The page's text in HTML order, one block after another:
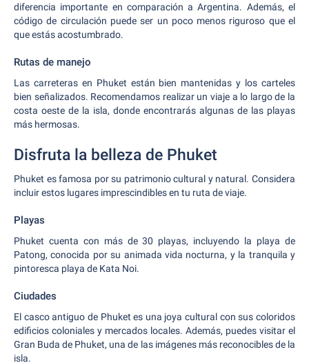
diferencia importante en comparación a Argentina. Además, el
código de circulación puede ser un poco menos riguroso que el
que estás acostumbrado.
Rutas de manejo
Las carreteras en Phuket están bien mantenidas y los carteles
bien señalizados. Recomendamos realizar un viaje a lo largo de la
costa oeste de la isla, donde encontrarás algunas de las playas
más hermosas.
Disfruta la belleza de Phuket
Phuket es famosa por su patrimonio cultural y natural. Considera
incluir estos lugares imprescindibles en tu ruta de viaje.
Playas
Phuket cuenta con más de 30 playas, incluyendo la playa de
Patong, conocida por su animada vida nocturna, y la tranquila y
pintoresca playa de Kata Noi.
Ciudades
El casco antiguo de Phuket es una joya cultural con sus coloridos
edificios coloniales y mercados locales. Además, puedes visitar el
Gran Buda de Phuket, una de las imágenes más reconocibles de la
isla.